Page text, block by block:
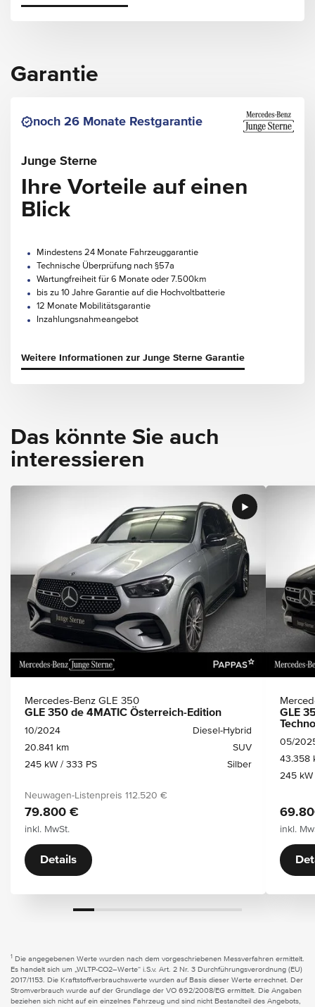
Garantie
noch 26 Monate Restgarantie
Junge Sterne
Ihre Vorteile auf einen
Blick
Mindestens 24 Monate Fahrzeuggarantie
Technische Überprüfung nach §57a
Wartungfreiheit für 6 Monate oder 7.500km
bis zu 10 Jahre Garantie auf die Hochvoltbatterie
12 Monate Mobilitätsgarantie
Inzahlungsnahmeangebot
Weitere Informationen zur Junge Sterne Garantie
Das könnte Sie auch
interessieren
Mercedes-Benz GLE 350
GLE 350 de 4MATIC Österreich-Edition
10/2024
Diesel-Hybrid
20.841 km
SUV
245 kW / 333 PS
Silber
Neuwagen-Listenpreis 112.520 €
79.800 €
inkl. MwSt.
Details
GLE
05/
43.358
245 kW
inkl.
1
Die angegebenen Werte wurden nach dem vorgeschriebenen Messverfahren ermittelt.
Es handelt sich um „WLTP-CO2–Werte“ i.S.v. Art. 2 Nr. 3 Durchführungsverordnung (EU)
2017/1153. Die Kraftstoffverbrauchswerte wurden auf Basis dieser Werte errechnet. Der
Stromverbrauch wurde auf der Grundlage der VO 692/2008/EG ermittelt. Die Angaben
beziehen sich nicht auf ein einzelnes Fahrzeug und sind nicht Bestandteil des Angebots,